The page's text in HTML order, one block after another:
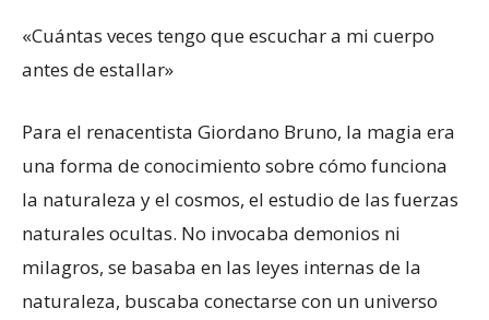
«Cuántas veces tengo que escuchar a mi cuerpo
antes de estallar»
Para el renacentista Giordano Bruno, la magia era
una forma de conocimiento sobre cómo funciona
la naturaleza y el cosmos, el estudio de las fuerzas
naturales ocultas. No invocaba demonios ni
milagros, se basaba en las leyes internas de la
naturaleza, buscaba conectarse con un universo